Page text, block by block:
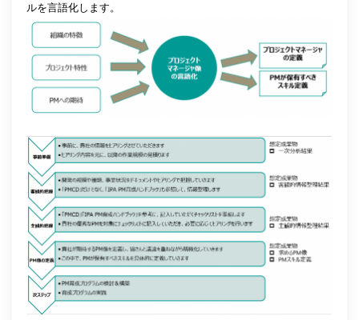
ルを言語化します。